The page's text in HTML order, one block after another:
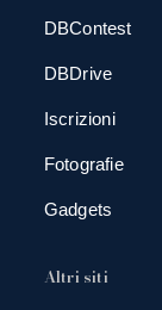
DBContest
DBDrive
Iscrizioni
Fotografie
Gadgets
Altri siti